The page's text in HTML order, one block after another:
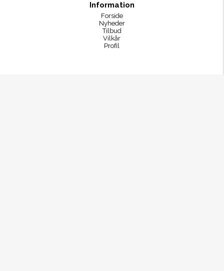
Information
Forside
Nyheder
Tilbud
Vilkår
Profil